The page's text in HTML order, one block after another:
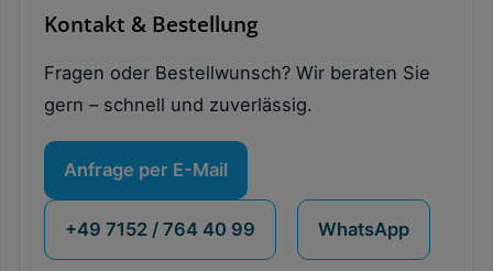
Kontakt & Bestellung
Fragen oder Bestellwunsch? Wir beraten Sie
gern – schnell und zuverlässig.
Anfrage per E-Mail
+49 7152 / 764 40 99 WhatsApp